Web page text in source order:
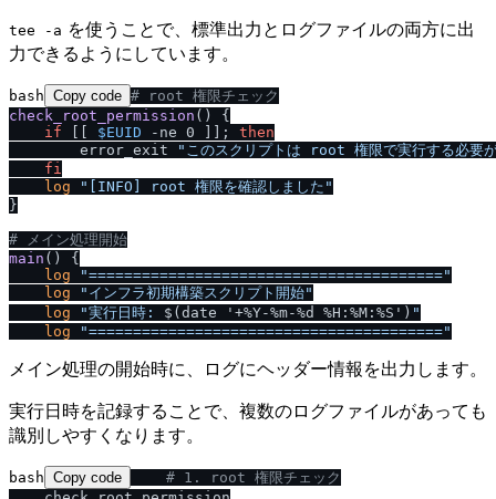
tee -a を使うことで、標準出力とログファイルの両方に出
力できるようにしています。
bash Copy code # root 権限チェック
check_root_permission () {
if
$EUID -ne 0 ]]; then
        error_exit
"このスクリプトは root 権限で実行する必要
fi
log
"[INFO] root 権限を確認しました"
}
# メイン処理開始
main () {
log
"========================================"
log
"インフラ初期構築スクリプト開始"
log
"実行日時: $(date '+%Y-%m-%d %H:%M:%S') "
log
"========================================"
メイン処理の開始時に、ログにヘッダー情報を出力します。
実行日時を記録することで、複数のログファイルがあっても
識別しやすくなります。
bash Copy code
# 1. root 権限チェック